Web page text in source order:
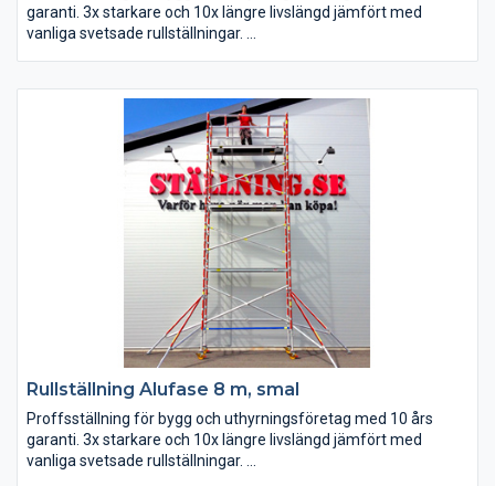
garanti. 3x starkare och 10x längre livslängd jämfört med
vanliga svetsade rullställningar.
Rullställning Alufase 8 m, smal
Proffsställning för bygg och uthyrningsföretag med 10 års
garanti. 3x starkare och 10x längre livslängd jämfört med
vanliga svetsade rullställningar.